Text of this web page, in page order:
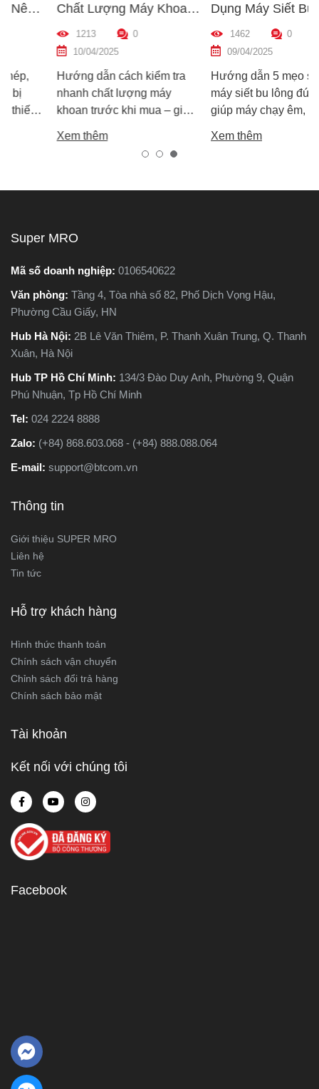
Chất Lượng Máy Khoan
Trước Khi Mua – Hướng
Dẫn Chi Tiết Cho Người
0
10/04/2025
Hướng dẫn cách kiểm tra
nhanh chất lượng máy
khoan trước khi mua – giúp
tốt, bền, hoạt động ổn định,
Xem thêm
Dụng Máy Siết Bu Lông
Đúng Cách – Bền Máy,
Hiệu Quả Cao
0
09/04/2025
Hướng dẫn 5 mẹo sử dụng
máy siết bu lông đúng cách
giúp máy chạy êm, bền bỉ
biến khiến máy nhanh hỏng
và kém hiệu suất.
Xem thêm
Super MRO
Mã số doanh nghiệp: 0106540622
Văn phòng: Tầng 4, Tòa nhà số 82, Phố Dịch Vọng Hậu,
Phường Cầu Giấy, HN
Hub Hà Nội: 2B Lê Văn Thiêm, P. Thanh Xuân Trung, Q. Thanh
Xuân, Hà Nội
Hub TP Hồ Chí Minh: 134/3 Đào Duy Anh, Phường 9, Quận
Phú Nhuận, Tp Hồ Chí Minh
Tel: 024 2224 8888
Zalo: (+84) 868.603.068 - (+84) 888.088.064
E-mail: support@btcom.vn
Thông tin
Giới thiệu SUPER MRO
Liên hệ
Tin tức
Hỗ trợ khách hàng
Hình thức thanh toán
Chính sách vận chuyển
Chỉnh sách đổi trả hàng
Chính sách bảo mật
Tài khoản
Kết nối với chúng tôi
Facebook